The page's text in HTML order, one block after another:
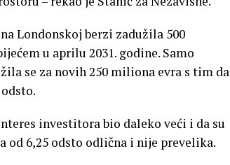
Londonskoj berzi zadužila 500
u aprilu 2031. godine. Samo
se za novih 250 miliona evra s tim da
investitora bio daleko veći i da su
od 6,25 odsto odlična i nije prevelika.